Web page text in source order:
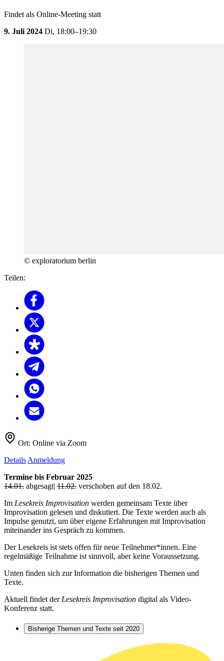
Findet als Online-Meeting statt
9. Juli 2024 Di, 18:00–19:30
© exploratorium berlin
Teilen:
Ort: Online via Zoom
Details Anmeldung
Termine bis Februar 2025
14.01. abgesagt| 11.02. verschoben auf den 18.02.
Im Lesekreis Improvisation werden gemeinsam Texte über
Improvisation gelesen und diskutiert. Die Texte werden auch als
Impulse genutzt, um über eigene Erfahrungen mit Improvisation
miteinander ins Gespräch zu kommen.
Der Lesekreis ist stets offen für neue Teilnehmer*innen. Eine
regelmäßige Teilnahme ist sinnvoll, aber keine Voraussetzung.
Unten finden sich zur Information die bisherigen Themen und
Texte.
Aktuell findet der Lesekreis Improvisation digital als Video-
Konferenz statt.
Bisherige Themen und Texte seit 2020